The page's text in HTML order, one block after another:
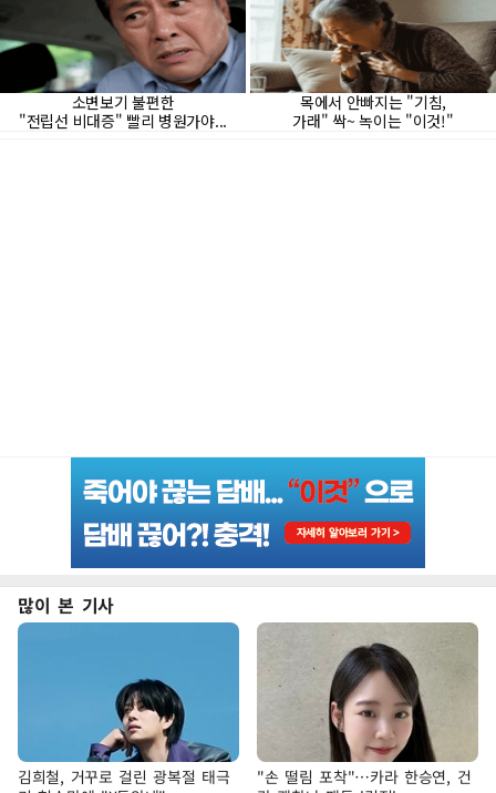
많이 본 기사
김희철, 거꾸로 걸린 광복절 태극
"손 떨림 포착"…카라 한승연, 건